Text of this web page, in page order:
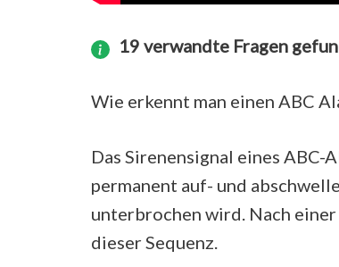
19 verwandte Fragen
Wie erkennt man einen ABC
Das Sirenensignal eines
permanent auf- und
unterbrochen wird. Nach
dieser Sequenz.